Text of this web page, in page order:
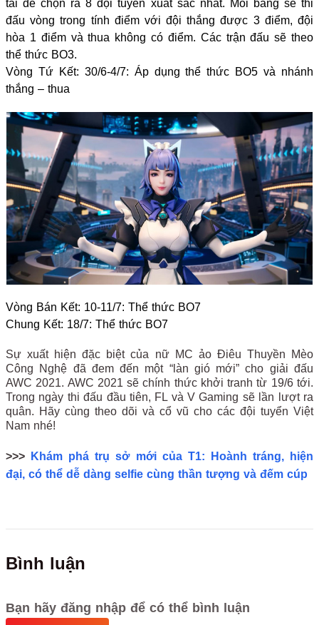
tài để chọn ra 8 đội tuyển xuất sắc nhất. Mỗi bảng sẽ thi
đấu vòng trong tính điểm với đội thắng được 3 điểm, đội
hòa 1 điểm và thua không có điểm. Các trận đấu sẽ theo
thể thức BO3.
Vòng Tứ Kết: 30/6-4/7: Áp dụng thể thức BO5 và nhánh
thắng – thua
Vòng Bán Kết: 10-11/7: Thể thức BO7
Chung Kết: 18/7: Thể thức BO7
Sự xuất hiện đặc biệt của nữ MC ảo Điêu Thuyền Mèo
Công Nghệ đã đem đến một “làn gió mới” cho giải đấu
AWC 2021. AWC 2021 sẽ chính thức khởi tranh từ 19/6 tới.
Trong ngày thi đấu đầu tiên, FL và V Gaming sẽ lần lượt ra
quân. Hãy cùng theo dõi và cổ vũ cho các đội tuyển Việt
Nam nhé!
>>>
Khám phá trụ sở mới của T1: Hoành tráng, hiện
đại, có thể dễ dàng selfie cùng thần tượng và đếm cúp
Bình luận
Bạn hãy đăng nhập để có thể bình luận